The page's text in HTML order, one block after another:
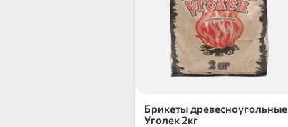
Брикеты древесноугольные
Уголек 2кг